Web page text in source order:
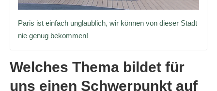
Paris ist einfach unglaublich, wir können von dieser Stadt
nie genug bekommen!
Welches Thema bildet für
uns einen Schwerpunkt auf